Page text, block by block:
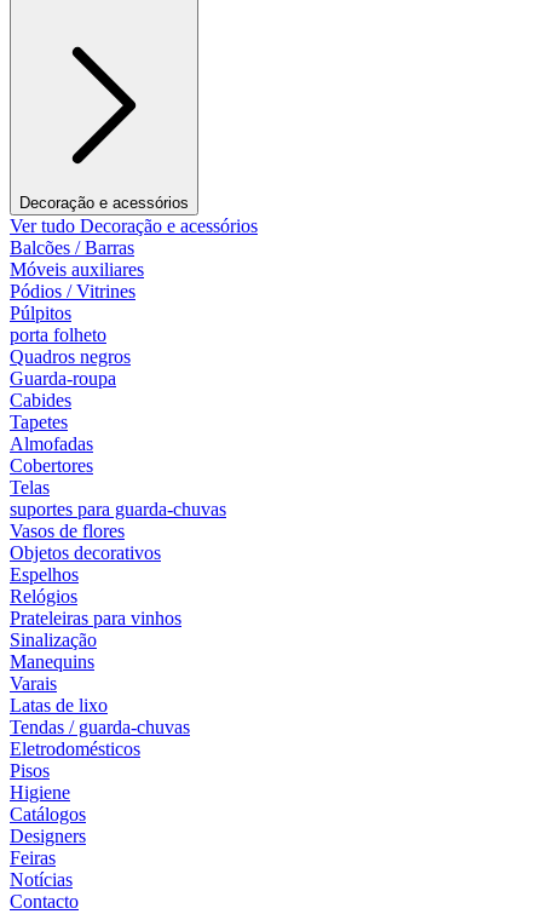
Decoração e acessórios
Ver tudo Decoração e acessórios
Balcões / Barras
Móveis auxiliares
Pódios / Vitrines
Púlpitos
porta folheto
Quadros negros
Guarda-roupa
Cabides
Tapetes
Almofadas
Cobertores
Telas
suportes para guarda-chuvas
Vasos de flores
Objetos decorativos
Espelhos
Relógios
Prateleiras para vinhos
Sinalização
Manequins
Varais
Latas de lixo
Tendas / guarda-chuvas
Eletrodomésticos
Pisos
Higiene
Catálogos
Designers
Feiras
Notícias
Contacto